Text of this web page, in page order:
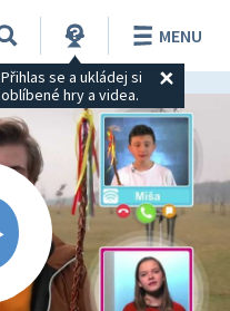
Přihlas se a ukládej si
oblíbené hry a videa.
MENU